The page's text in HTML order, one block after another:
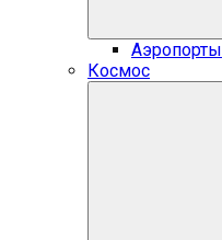
Аэропорты
Космос